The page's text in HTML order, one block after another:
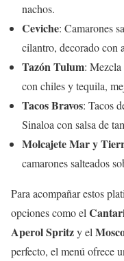
nachos.
Ceviche: Camarones
cilantro, decorado con
Tazón Tulum: Mezcla
con chiles y tequila,
Tacos Bravos: Tacos
Sinaloa con salsa de
Molcajete Mar y
camarones salteados
Para acompañar estos
opciones como el
Aperol Spritzy el
perfecto, el menú ofrece